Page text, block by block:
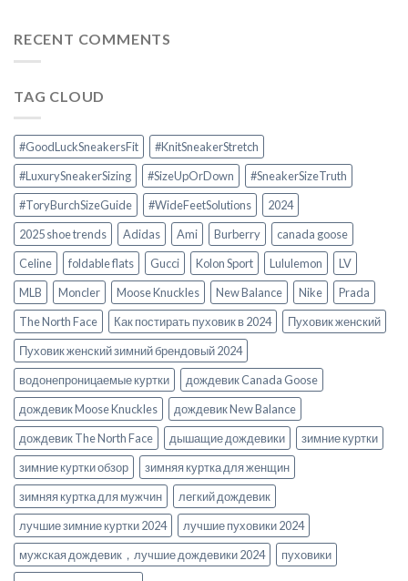
Size
Good
дождевик
RECENT COMMENTS
TAG CLOUD
#GoodLuckSneakersFit
#KnitSneakerStretch
#LuxurySneakerSizing
#SizeUpOrDown
#SneakerSizeTruth
#ToryBurchSizeGuide
#WideFeetSolutions
2024
2025 shoe trends
Adidas Ami Burberry
canada goose
Celine
foldable flats Gucci Kolon Sport Lululemon
LV
MLB
Moncler Moose Knuckles New Balance Nike
Prada
The North Face
Как постирать пуховик в 2024
Пуховик женский
Пуховик женский зимний брендовый 2024
водонепроницаемые куртки
дождевик Canada Goose
дождевик Moose Knuckles
дождевик New Balance
дождевик The North Face
дышащие дождевики
зимние куртки
зимние куртки обзор
зимняя куртка для женщин
зимняя куртка для мужчин
легкий дождевик
лучшие зимние куртки 2024
лучшие пуховики 2024
мужская дождевик，лучшие дождевики 2024
пуховики